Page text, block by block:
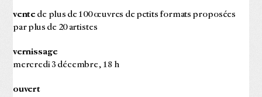
vente de plus de 100 œuvres de petits formats proposées
par plus de 20 artistes
vernissage
mercredi 3 décembre, 18 h
ouvert